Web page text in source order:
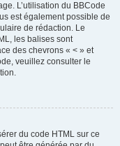
L’utilisation du BBCode
est également possible de
de rédaction. Le
les balises sont
des chevrons « < » et
veuillez consulter le
du code HTML sur ce